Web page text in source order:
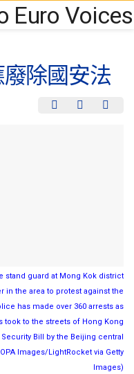
除國安法
stand guard at Mong Kok district
in the area to protest against the
has made over 360 arrests as
to the streets of Hong Kong
Bill by the Beijing central
Images/LightRocket via Getty
Images)